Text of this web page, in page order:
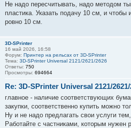
Не надо пересчитывать, надо методом
пластика. Указать подачу 10 см, и чтобы
ровно 10 см.
3D-SPrinter
16 май 2026, 16:58
Форум: Принтер на рельсах от 3D-SPrinter
Тема: 3D-SPrinter Universal 2121/2621/2626
Ответы: 750
Просмотры: 694664
Re: 3D-SPrinter Universal 2121/2621/
главное - наличие соответствующих
закупки, соответственно купить можно
Ну и не надо предлагать свои услуги
Работайте с частниками, которым нужен